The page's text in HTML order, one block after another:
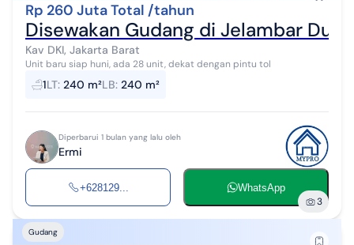
Rp 260 Juta Total /tahun
Disewakan Gudang di Jelambar
Kav DKI, Jakarta Barat
Unit baru siap huni, ada 28 unit, dekat dengan pintu tol
1LT: 240 m²LB: 240 m²
Diperbarui 1 bulan yang lalu oleh
Ermi
+628129... WhatsApp
3
Gudang